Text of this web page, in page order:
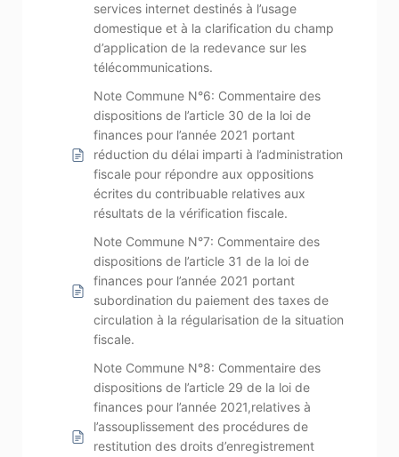
services internet destinés à l’usage
domestique et à la clarification du champ
d’application de la redevance sur les
télécommunications.
Note Commune N°6: Commentaire des
dispositions de l’article 30 de la loi de
finances pour l’année 2021 portant
réduction du délai imparti à l’administration
fiscale pour répondre aux oppositions
écrites du contribuable relatives aux
résultats de la vérification fiscale.
Note Commune N°7: Commentaire des
dispositions de l’article 31 de la loi de
finances pour l’année 2021 portant
subordination du paiement des taxes de
circulation à la régularisation de la situation
fiscale.
Note Commune N°8: Commentaire des
dispositions de l’article 29 de la loi de
finances pour l’année 2021,relatives à
l’assouplissement des procédures de
restitution des droits d’enregistrement